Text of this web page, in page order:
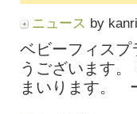
ニュース by
ベビーフィス
うございます
まいります。